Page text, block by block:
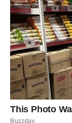
Jarčevi su među
trenutak. Oni su
retko traži
najteže.
Poslednjih
ispunjene
emotivno,